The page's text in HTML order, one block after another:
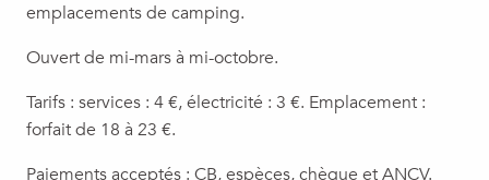
emplacements de camping.
Ouvert de mi-mars à mi-octobre.
Tarifs : services : 4 €, électricité : 3 €. Emplacement :
forfait de 18 à 23 €.
Paiements acceptés : CB, espèces, chèque et ANCV.